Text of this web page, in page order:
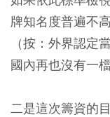
牌知名度普遍不
（按：外界認定
國內再也沒有一
二是這次籌資的